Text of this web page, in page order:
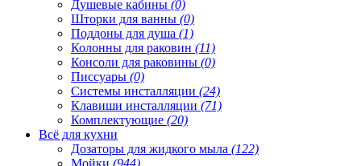
Душевые кабины (0)
Шторки для ванны (0)
Поддоны для душа (1)
Колонны для раковин (11)
Консоли для раковины (0)
Писсуары (0)
Системы инсталляции (24)
Клавиши инсталляции (71)
Комплектующие (20)
Всё для кухни
Дозаторы для жидкого мыла (122)
Мойки (944)